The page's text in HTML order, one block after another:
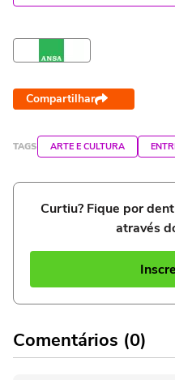
Compartilhar
TAGS ARTE E CULTURA
Curtiu? Fique por
através
Comentários (0)